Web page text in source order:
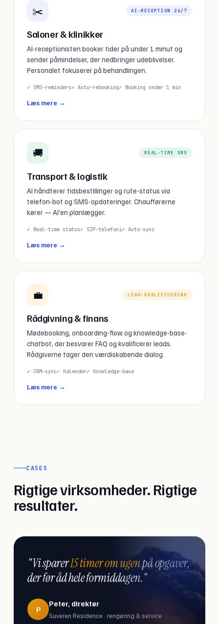
✂️ AI-RECEPTION 24/7
Saloner & klinikker
AI-receptionisten booker tider på under 1 minut og
sender påmindelser, der nedbringer udeblivelser.
Personalet fokuserer på behandlingen.
SMS-reminders Auto-rebooking Booking under 1 min
Læs mere →
🚚 REAL-TIME SMS
Transport & logistik
AI håndterer tidsbestillinger og rute-status via
telefon-bot og SMS-opdateringer. Chaufførerne
kører — AI'en planlægger.
Real-time status SIP-telefoni Auto-sync
Læs mere →
💼 LEAD-KVALIFICERING
Rådgivning & finans
Mødebooking, onboarding-flow og knowledge-base-
chatbot, der besvarer FAQ og kvalificerer leads.
Rådgiverne tager den værdiskabende dialog.
CRM-sync Kalender Knowledge-base
Læs mere →
CASES
Rigtige virksomheder. Rigtige
resultater.
"Vi sparer15 timer om ugenpå opgaver,
der før åd hele formiddagen."
P
Peter, direktør
Suveren Residence · rengøring & service